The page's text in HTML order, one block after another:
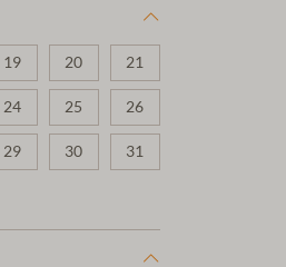
19 20 21
24 25 26
29 30 31